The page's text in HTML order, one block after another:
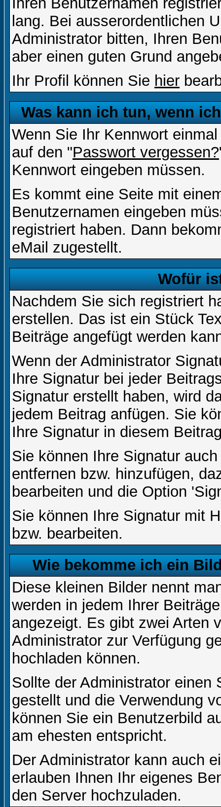
lang. Bei ausserordentlichen
Administrator bitten, Ihren
aber einen guten Grund
Ihr Profil können Sie hier
Was kann ich tun, wenn
Wenn Sie Ihr Kennwort
auf den "Passwort vergessen?
Kennwort eingeben müssen.
Es kommt eine Seite mit
Benutzernamen eingeben
registriert haben. Dann
eMail zugestellt.
Wofür
Nachdem Sie sich registriert
erstellen. Das ist ein Stück
Beiträge angefügt werden
Wenn der Administrator
Ihre Signatur bei jeder
Signatur erstellt haben, wird
jedem Beitrag anfügen. Sie
Ihre Signatur in diesem
Sie können Ihre Signatur
entfernen bzw. hinzufügen,
bearbeiten und die Option
Sie können Ihre Signatur mit
bzw. bearbeiten.
Wie bekomme ich ein
Diese kleinen Bilder nennt
werden in jedem Ihrer
angezeigt. Es gibt zwei Arten
Administrator zur Verfügung
hochladen können.
Sollte der Administrator einen
gestellt und die Verwendung
können Sie ein Benutzerbild
am ehesten entspricht.
Der Administrator kann auch
erlauben Ihnen Ihr eigenes
den Server hochzuladen.